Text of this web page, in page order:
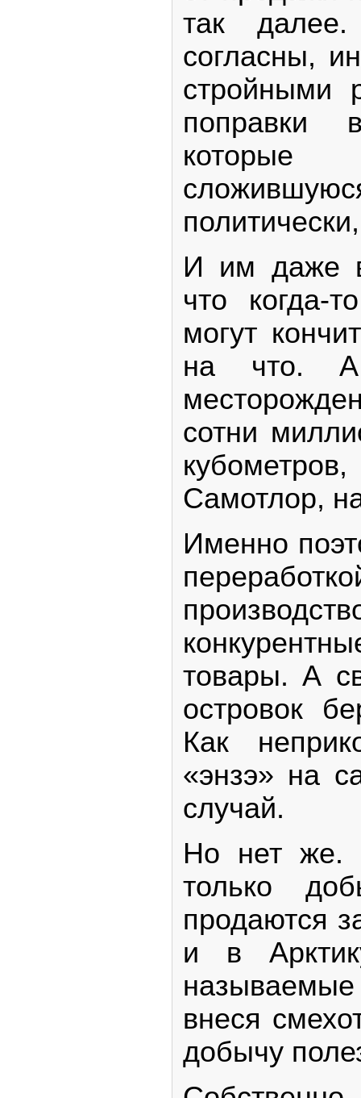
так
согласны,
стройными
поправки
которые
И им даже
что когда-
могут
на что.
сотни
Самотлор,
Именно
товары. А
островок
Как
«энзэ» на
случай.
Но нет же.
только
продаются
и в
внеся
добычу